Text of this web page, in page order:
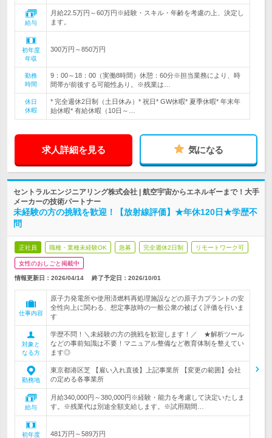
給与
月給22.5万円～60万円※経験・スキル・年齢を考慮の上、決定し
ます。
初年度
年収
300万円～850万円
勤務
時間
9：00～18：00（実働8時間）休憩：60分※担当業務により、時
間帯が前後する可能性あり。※残業は…
休日
休暇
* 完全週休2日制（土日休み）* 祝日* GW休暇* 夏季休暇* 年末年
始休暇* 有給休暇（10日～…
求人詳細を見る 気になる
セントラルエンジニアリング株式会社 | 航空宇宙からエネルギーまで！大手
メーカーの技術パートナー
未経験の方の挑戦を歓迎！【放射線評価】★年休120日★学歴不
問
正社員 職種・業種未経験OK 急募 完全週休2日制 リモートワーク可
女性のおしごと掲載中
情報更新日：2026/04/14 終了予定日： 2026/10/01
仕事内容
原子力発電所や使用済燃料再処理施設などの原子力プラントの安
全性向上に関わる、想定事故時の一般公衆の被ばく評価を行いま
す
対象と
なる方
学歴不問！＼未経験の方の挑戦を歓迎します！／ ★解析ツール
などの事前知識は不要！マニュアル整備など教育体制を整えてい
ます◎
勤務地
東京都港区芝 【雇い入れ直後】上記事業所 【変更の範囲】会社
の定める各事業所
給与
月給340,000円～380,000円※経験・能力を考慮して決定いたしま
す。※残業代は別途全額支給します。※試用期間…
初年度
481万円～589万円